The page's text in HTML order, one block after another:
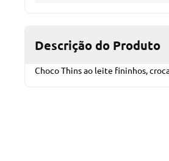
Descrição do Produto
Choco Thins ao leite fininhos,